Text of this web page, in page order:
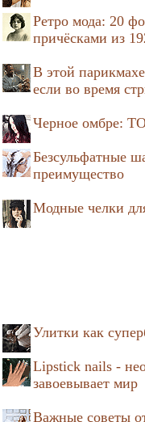
Ретро мода: 20
причёсками из
В этой
если во время
Черное омбре:
Безсульфатные
преимущество
Модные челки
Улитки как
Lipstick nails -
завоевывает мир
Важные советы